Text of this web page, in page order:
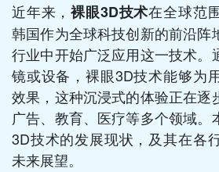
近年来，裸眼3D技术在全球范
韩国作为全球科技创新的前沿阵
行业中开始广泛应用这一技术。
镜或设备，裸眼3D技术能够为
效果，这种沉浸式的体验正在逐
广告、教育、医疗等多个领域。
3D技术的发展现状，及其在各
未来展望。